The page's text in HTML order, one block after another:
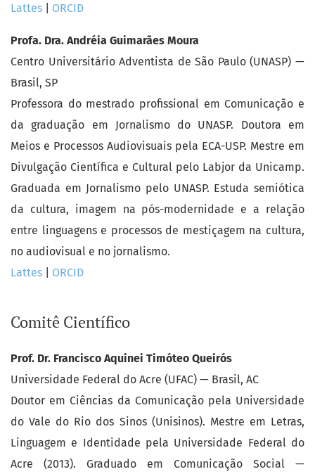
Lattes
ORCID
Profa. Dra. Andréia Guimarães Moura
Centro Universitário Adventista de São Paulo (UNASP) —
Brasil, SP
Professora do mestrado profissional em Comunicação e
da graduação em Jornalismo do UNASP. Doutora em
Meios e Processos Audiovisuais pela ECA-USP. Mestre em
Divulgação Científica e Cultural pelo Labjor da Unicamp.
Graduada em Jornalismo pelo UNASP. Estuda semiótica
da cultura, imagem na pós-modernidade e a relação
entre linguagens e processos de mestiçagem na cultura,
no audiovisual e no jornalismo.
Lattes
ORCID
Comitê Científico
Prof. Dr. Francisco Aquinei Timóteo Queirós
Universidade Federal do Acre (UFAC) — Brasil, AC
Doutor em Ciências da Comunicação pela Universidade
do Vale do Rio dos Sinos (Unisinos). Mestre em Letras,
Linguagem e Identidade pela Universidade Federal do
Acre (2013). Graduado em Comunicação Social —